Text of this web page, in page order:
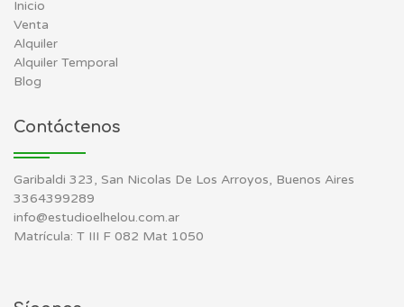
Inicio
Venta
Alquiler
Alquiler Temporal
Blog
Contáctenos
Garibaldi 323, San Nicolas De Los Arroyos, Buenos Aires
3364399289
info@estudioelhelou.com.ar
Matrícula: T III F 082 Mat 1050